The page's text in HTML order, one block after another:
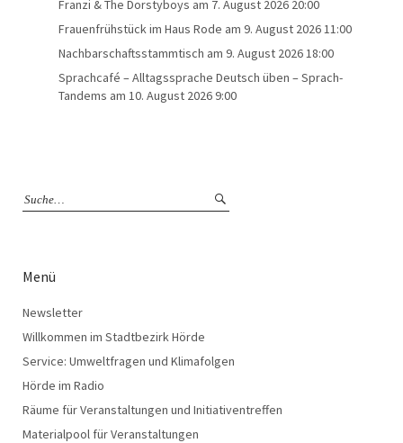
Franzi & The Dorstyboys am 7. August 2026 20:00
Frauenfrühstück im Haus Rode am 9. August 2026 11:00
Nachbarschaftsstammtisch am 9. August 2026 18:00
Sprachcafé – Alltagssprache Deutsch üben – Sprach-
Tandems am 10. August 2026 9:00
Menü
Newsletter
Willkommen im Stadtbezirk Hörde
Service: Umweltfragen und Klimafolgen
Hörde im Radio
Räume für Veranstaltungen und Initiativentreffen
Materialpool für Veranstaltungen